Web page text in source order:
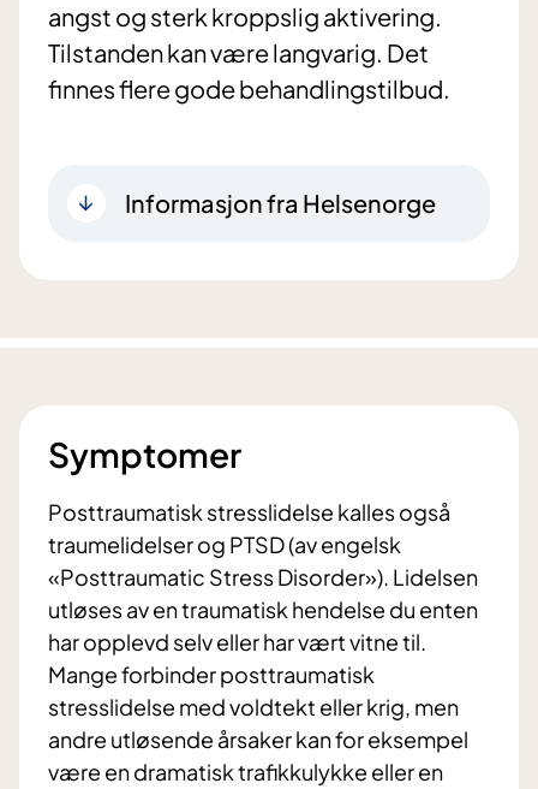
angst og sterk kroppslig aktivering.
Tilstanden kan være langvarig. Det
finnes flere gode behandlingstilbud.
Informasjon fra Helsenorge
Symptomer
Posttraumatisk stresslidelse kalles også
traumelidelser og PTSD (av engelsk
«Posttraumatic Stress Disorder»). Lidelsen
utløses av en traumatisk hendelse du enten
har opplevd selv eller har vært vitne til.
Mange forbinder posttraumatisk
stresslidelse med voldtekt eller krig, men
andre utløsende årsaker kan for eksempel
være en dramatisk trafikkulykke eller en